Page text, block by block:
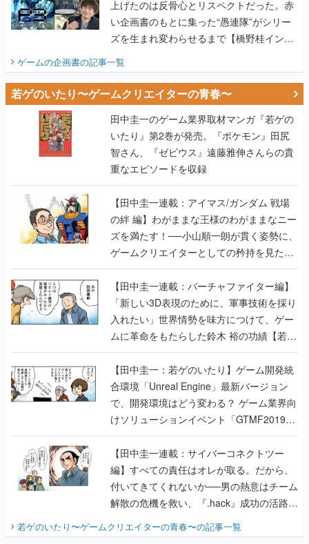
上げたのは反骨心とリスペクトだった。赤
い企画書のもとに集った“愚連隊”がシリー
ズを生まれ変わらせるまで【橋野桂インタ
ビュー】
ゲームの企画書の記事一覧
若ゲのいたり〜ゲームクリエイターの青春〜
田中圭一のゲーム業界取材マンガ『若ゲの
いたり』第2巻が発売。『ポケモン』田尻
智さん、『ゼビウス』遠藤雅伸さんらの貴
重なエピソードを収録
【田中圭一連載：アイマス/ガンダム 戦場
の絆 編】わがままな王様のわがままなニー
ズを満たす！──小山順一朗が貫く姿勢に、
ゲームクリエイターとしての矜持を見た
【若ゲのいたり最終回】
【田中圭一連載：バーチャファイター編】
「新しい3D表現のために、軍事技術を採り
入れたい」世界情勢を味方につけて、ゲー
ムに革命をもたらした鈴木 裕の功績【若ゲ
のいたり】
【田中圭一：若ゲのいたり】ゲーム開発統
合環境「Unreal Engine」最新バージョン
で、開発環境はどう変わる？ ゲーム業界向
けソリューションイベント「GTMF2019」
に行って、より理解を深めよう【PR】
【田中圭一連載：サイバーコネクトツー
編】すべての責任はオレが取る。だから、
付いてきてくれないか──男の熱意はチーム
解散の危機を救い、『.hack』成功の活路を
開く。業界の快男児・松山 洋に流れる血は
『少年ジャンプ』色だった【若ゲのいた
若ゲのいたり〜ゲームクリエイターの青春〜の記事一覧